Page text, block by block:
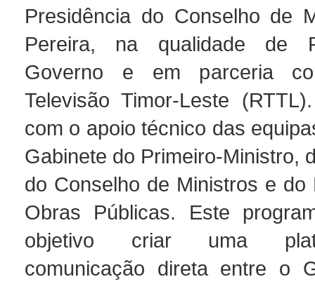
Presidência do Conselho de
Pereira, na qualidade de
Governo e em parceria
Televisão Timor-Leste
com o apoio técnico das
Gabinete do Primeiro-Ministro,
do Conselho de Ministros e do
Obras Públicas. Este
objetivo criar uma
comunicação direta entre o